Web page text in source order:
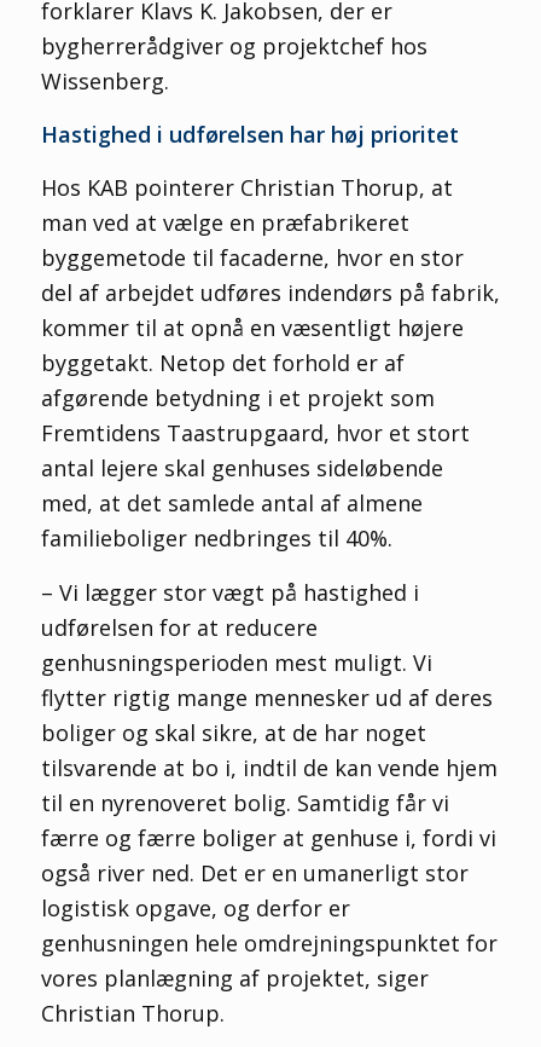
forklarer Klavs K. Jakobsen, der er
bygherrerådgiver og projektchef hos
Wissenberg.
Hastighed i udførelsen har høj prioritet
Hos KAB pointerer Christian Thorup, at
man ved at vælge en præfabrikeret
byggemetode til facaderne, hvor en stor
del af arbejdet udføres indendørs på fabrik,
kommer til at opnå en væsentligt højere
byggetakt. Netop det forhold er af
afgørende betydning i et projekt som
Fremtidens Taastrupgaard, hvor et stort
antal lejere skal genhuses sideløbende
med, at det samlede antal af almene
familieboliger nedbringes til 40%.
– Vi lægger stor vægt på hastighed i
udførelsen for at reducere
genhusningsperioden mest muligt. Vi
flytter rigtig mange mennesker ud af deres
boliger og skal sikre, at de har noget
tilsvarende at bo i, indtil de kan vende hjem
til en nyrenoveret bolig. Samtidig får vi
færre og færre boliger at genhuse i, fordi vi
også river ned. Det er en umanerligt stor
logistisk opgave, og derfor er
genhusningen hele omdrejningspunktet for
vores planlægning af projektet, siger
Christian Thorup.